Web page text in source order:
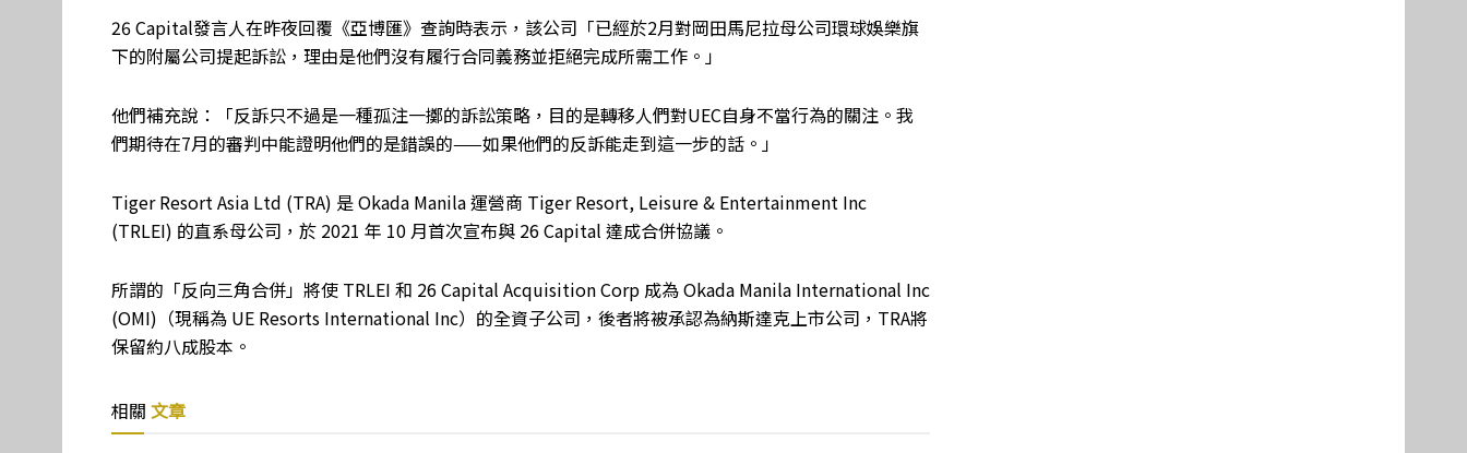
26 Capital發言人在昨夜回覆《亞博匯》查詢時表示，該公司「已經於2月對岡田馬尼拉母公司環球娛樂旗
下的附屬公司提起訴訟，理由是他們沒有履行合同義務並拒絕完成所需工作。」
他們補充說：「反訴只不過是一種孤注一擲的訴訟策略，目的是轉移人們對UEC自身不當行為的關注。我
們期待在7月的審判中能證明他們的是錯誤的——如果他們的反訴能走到這一步的話。」
Tiger Resort Asia Ltd (TRA) 是 Okada Manila 運營商 Tiger Resort, Leisure & Entertainment Inc
(TRLEI) 的直系母公司，於 2021 年 10 月首次宣布與 26 Capital 達成合併協議。
所謂的「反向三角合併」將使 TRLEI 和 26 Capital Acquisition Corp 成為 Okada Manila International Inc
(OMI)（現稱為 UE Resorts International Inc）的全資子公司，後者將被承認為納斯達克上市公司，TRA將
保留約八成股本。
相關 文章